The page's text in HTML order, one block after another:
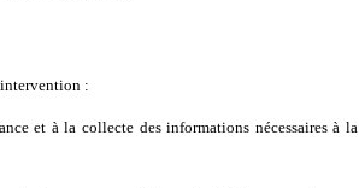
intervention :
et à la collecte des informations nécessaires à la